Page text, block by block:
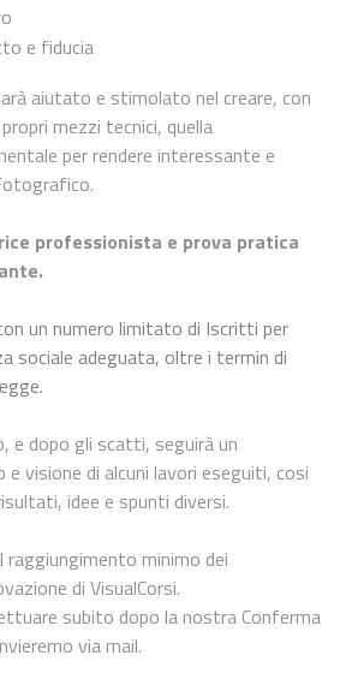
e fiducia
aiutato e stimolato nel creare, con
mezzi tecnici, quella
per rendere interessante e
professionista e prova pratica
un numero limitato di Iscritti per
sociale adeguata, oltre i termin di
e dopo gli scatti, seguirà un
visione di alcuni lavori eseguiti, cosi
idee e spunti diversi.
raggiungimento minimo dei
di VisualCorsi.
subito dopo la nostra Conferma
via mail.